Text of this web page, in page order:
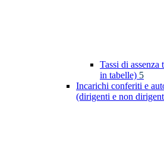
Tassi di
in tabelle) 5
Incarichi conferiti e
(dirigenti e non